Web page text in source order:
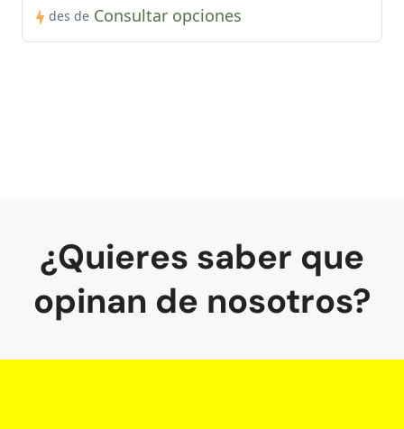
des de Consultar opciones
¿Quieres saber que
opinan de nosotros?